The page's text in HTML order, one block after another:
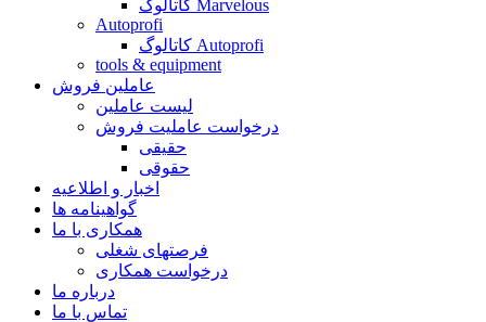
کاتالوگ Marvelous
Autoprofi
کاتالوگ Autoprofi
tools & equipment
عاملین فروش
لیست عاملین
درخواست عاملیت فروش
حقیقی
حقوقی
اخبار و اطلاعیه
گواهینامه ها
همکاری با ما
فرصتهای شغلی
درخواست همکاری
درباره ما
تماس با ما